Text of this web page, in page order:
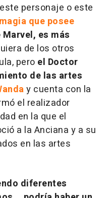
personaje o este
que posee
es más
de los otros
pero el Doctor
de las artes
y cuenta con la
el realizador
en la que el
a la Anciana y a su
en las artes
diferentes